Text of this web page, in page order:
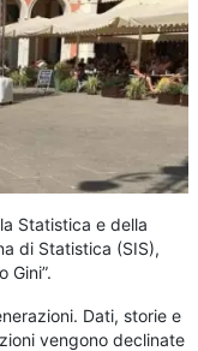
Statistica e della
di Statistica (SIS),
Gini”.
Dati, storie e
vengono declinate